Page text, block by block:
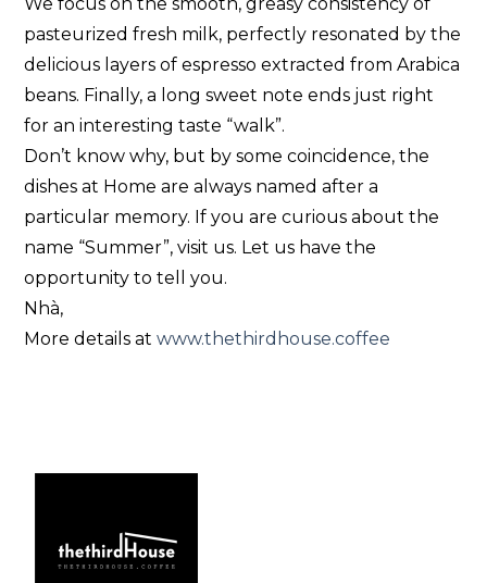
We focus on the smooth, greasy consistency of
pasteurized fresh milk, perfectly resonated by the
delicious layers of espresso extracted from Arabica
beans. Finally, a long sweet note ends just right
for an interesting taste “walk”.
Don’t know why, but by some coincidence, the
dishes at Home are always named after a
particular memory. If you are curious about the
name “Summer”, visit us. Let us have the
opportunity to tell you.
Nhà,
More details atwww.thethirdhouse.coffee